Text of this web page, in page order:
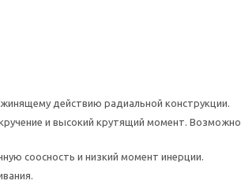
действию радиальной конструкции.
и высокий крутящий момент. Возможно
соосность и низкий момент инерции.